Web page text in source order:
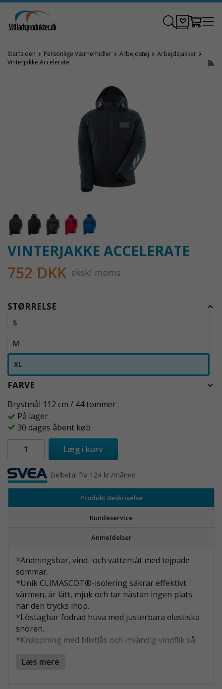
Startsiden Personlige Værnemidler Arbejdstøj
Arbejdsjakker
Vinterjakke Accelerate
VINTERJAKKE ACCELERATE
752 DKK ekskl moms
STØRRELSE
S
M
XL
FARVE
Brystmål 112 cm / 44 tommer
På lager
30 dages åbent køb
Læg i kurv
Delbetal fra 124 kr./måned
Produkt Beskrivelse
Kundeservice
Anmeldelser
*Andningsbar, vind- och vattentät med tejpade
sömmar.
*Unik CLIMASCOT®-isolering säkrar effektivt
värmen, är lätt, mjuk och tar nästan ingen plats
när den trycks ihop.
*Löstagbar fodrad huva med justerbara elastiska
snören.
*Knäppning med blixtlås och invändig vindflik så
*Ärmar med CORDURA®-förstärkning.
Læs mere